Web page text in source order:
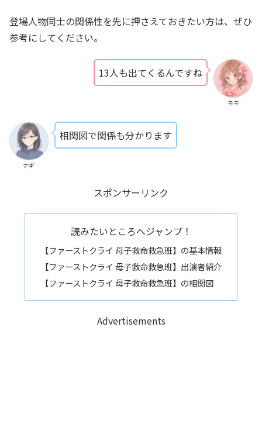
登場人物同士の関係性を先に押さえておきたい方は、ぜひ
参考にしてください。
モモ
13人も出てくるんですね
ナギ
相関図で関係も分かります
スポンサーリンク
読みたいところへジャンプ！
【ファーストクライ 母子救命救急班】の基本情報
【ファーストクライ 母子救命救急班】出演者紹介
【ファーストクライ 母子救命救急班】の相関図
Advertisements